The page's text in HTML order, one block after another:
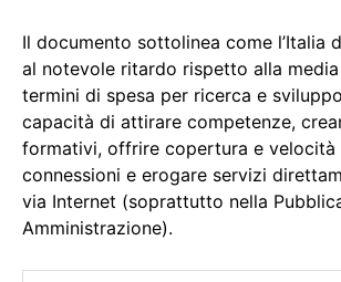
Il documento sottolinea come l’Italia
al notevole ritardo rispetto alla
termini di spesa per ricerca e
capacità di attirare competenze,
formativi, offrire copertura e velocità
connessioni e erogare servizi
via Internet (soprattutto nella
Amministrazione).